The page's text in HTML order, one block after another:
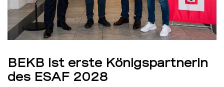
BEKB ist erste Königspartnerin
des ESAF 2028